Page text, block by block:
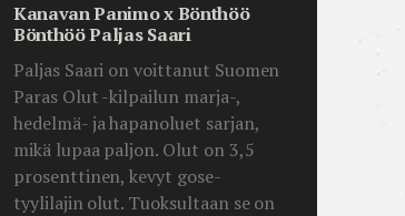
Kanavan Panimo x Bönthöö
Bönthöö Paljas Saari
Paljas Saari on voittanut Suomen
Paras Olut -kilpailun marja-,
hedelmä- ja hapanoluet sarjan,
mikä lupaa paljon. Olut on 3,5
prosenttinen, kevyt gose-
tyylilajin olut. Tuoksultaan se on